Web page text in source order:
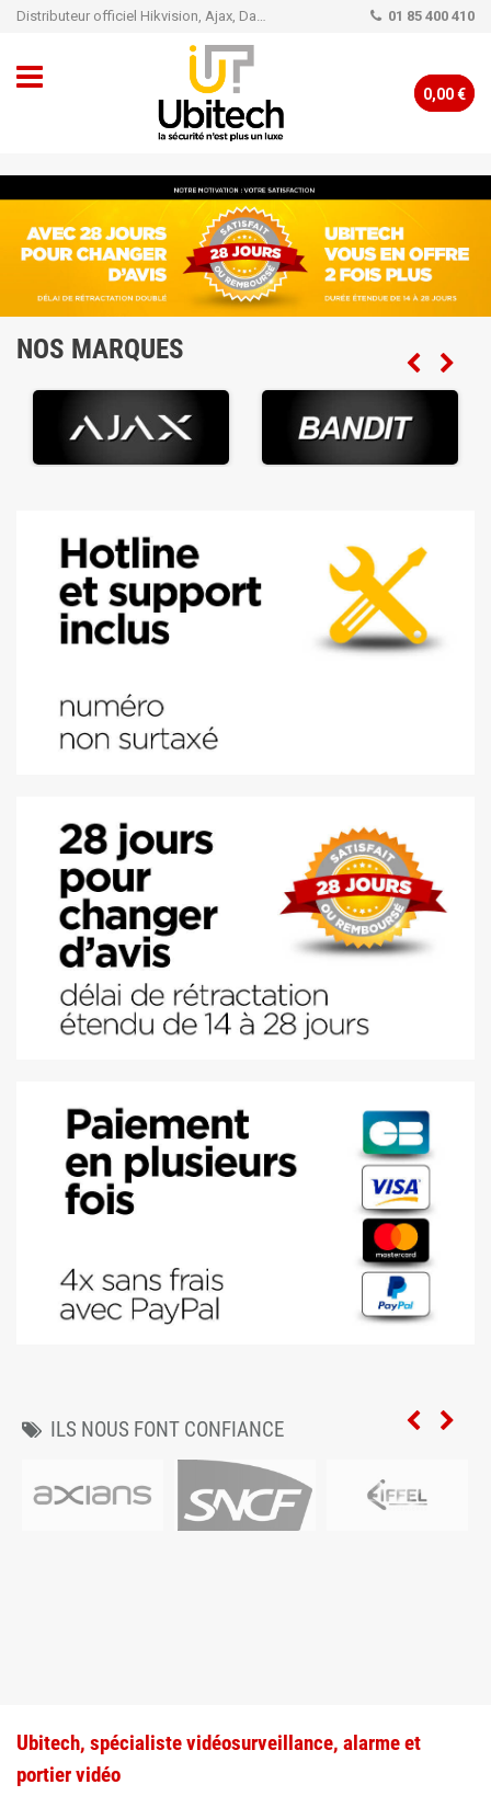
Distributeur officiel Hikvision, Ajax, Dahua, TP-Link - Caméra de vidéo surveillance - Alarme 01 85 400 410
0,00 €
NOS MARQUES
ILS NOUS FONT CONFIANCE
Ubitech, spécialiste vidéosurveillance, alarme et
portier vidéo